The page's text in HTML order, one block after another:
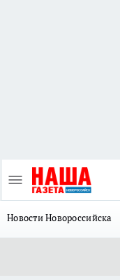
Новости Новороссийска